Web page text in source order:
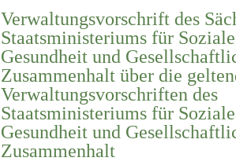
Verwaltungsvorschrift des
Staatsministeriums für
Gesundheit und
Zusammenhalt über die
Verwaltungsvorschriften des
Staatsministeriums für
Gesundheit und
Zusammenhalt